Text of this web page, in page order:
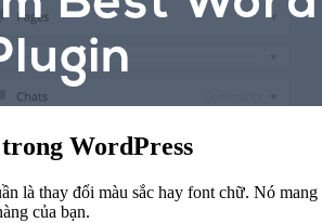
WordPress
là thay đổi màu sắc hay font chữ. Nó
của bạn.